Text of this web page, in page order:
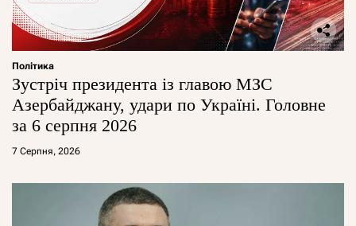
Політика
Зустріч президента із главою МЗС
Азербайджану, удари по Україні. Головне
за 6 серпня 2026
7 Серпня, 2026